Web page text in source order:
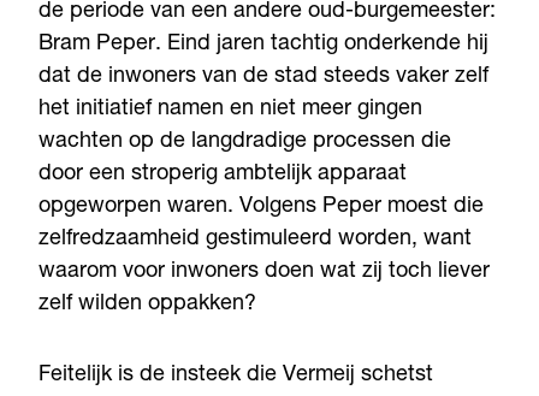
de periode van een andere oud-burgemeester:
Bram Peper. Eind jaren tachtig onderkende hij
dat de inwoners van de stad steeds vaker zelf
het initiatief namen en niet meer gingen
wachten op de langdradige processen die
door een stroperig ambtelijk apparaat
opgeworpen waren. Volgens Peper moest die
zelfredzaamheid gestimuleerd worden, want
waarom voor inwoners doen wat zij toch liever
zelf wilden oppakken?
Feitelijk is de insteek die Vermeij schetst